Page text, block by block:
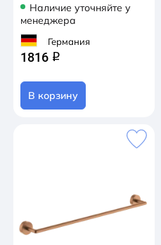
Наличие уточняйте у
менеджера
Германия
1816 q
В корзину